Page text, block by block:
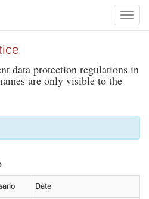
Toggle
data protection regulations in
are only visible to the
Date